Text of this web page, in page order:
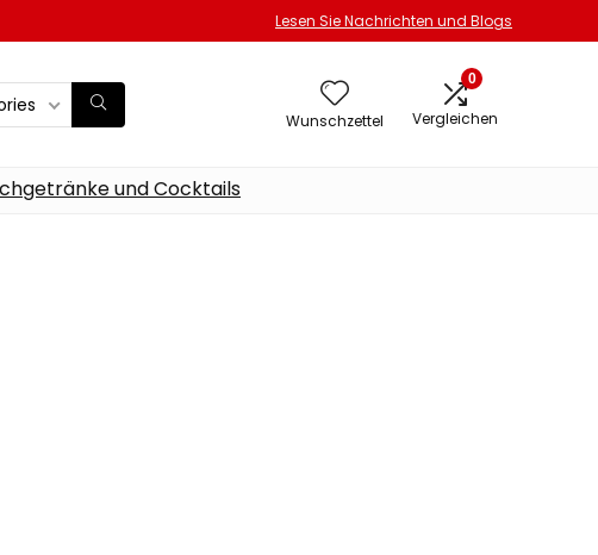
Lesen Sie Nachrichten und Blogs
Wunschzettel
0
Vergleichen
und Cocktails